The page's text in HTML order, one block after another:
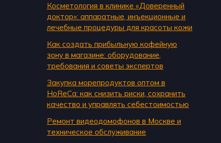
Косметология в клинике «Доверенный
доктор»: аппаратные, инъекционные и
лечебные процедуры для красоты кожи
Как создать прибыльную кофейную
зону в магазине: оборудование,
требования и советы экспертов
Закупка морепродуктов оптом в
HoReCa: как снизить риски, сохранить
качество и управлять себестоимостью
Ремонт видеодомофонов в Москве и
техническое обслуживание